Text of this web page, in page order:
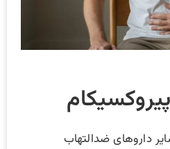
داروهای ضدالتهاب